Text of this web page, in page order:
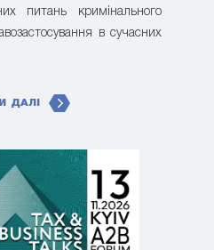
питань кримінального
в сучасних
ДАЛІ